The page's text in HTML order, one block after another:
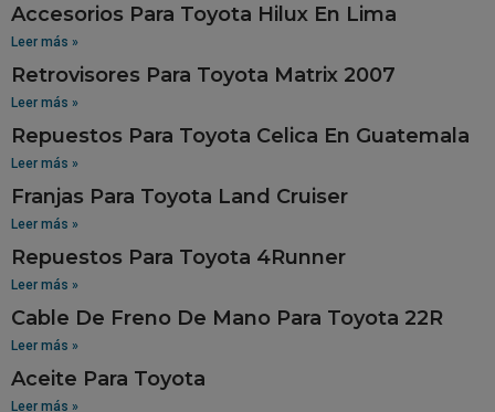
Accesorios Para Toyota Hilux En Lima
Leer más »
Retrovisores Para Toyota Matrix 2007
Leer más »
Repuestos Para Toyota Celica En Guatemala
Leer más »
Franjas Para Toyota Land Cruiser
Leer más »
Repuestos Para Toyota 4Runner
Leer más »
Cable De Freno De Mano Para Toyota 22R
Leer más »
Aceite Para Toyota
Leer más »